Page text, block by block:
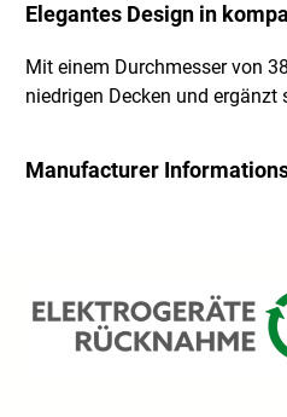
Elegantes Design in
Mit einem Durchmesser von
niedrigen Decken und
Manufacturer